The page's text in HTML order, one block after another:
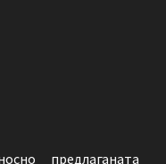
предлаганата